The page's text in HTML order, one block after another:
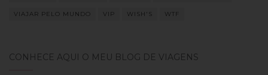
VIAJAR PELO MUNDO VIP WISH'S WTF
CONHECE AQUI O MEU BLOG DE VIAGENS